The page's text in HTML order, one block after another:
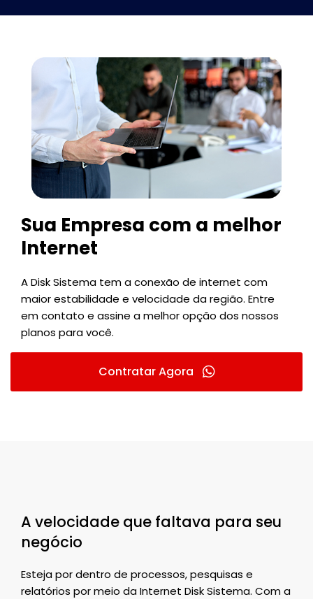
Sua Empresa com a melhor
Internet
A Disk Sistema tem a conexão de internet com
maior estabilidade e velocidade da região. Entre
em contato e assine a melhor opção dos nossos
planos para você.
Contratar Agora
A velocidade que faltava para seu
negócio
Esteja por dentro de processos, pesquisas e
relatórios por meio da Internet Disk Sistema. Com a